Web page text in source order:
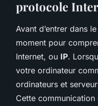
protocole
Avant d’entrer dans
moment pour
Internet, ou IP.
votre ordinateur
ordinateurs et
Cette